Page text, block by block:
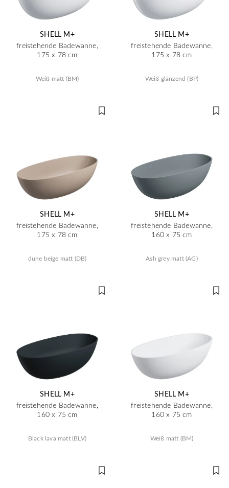
SHELL M+
freistehende Badewanne,
175 x 78 cm
Weiß matt (BM)
SHELL M+
freistehende Badewanne,
175 x 78 cm
Weiß glänzend (BP)
SHELL M+
freistehende Badewanne,
175 x 78 cm
dune beige matt (DB)
SHELL M+
freistehende Badewanne,
160 x 75 cm
Ash grey matt (AG)
SHELL M+
freistehende Badewanne,
160 x 75 cm
Black lava matt (BLV)
SHELL M+
freistehende Badewanne,
160 x 75 cm
Weiß matt (BM)